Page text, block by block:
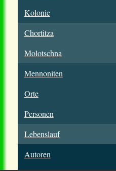
Kolonie
Chortitza
Molotschna
Mennoniten
Orte
Personen
Lebenslauf
Autoren